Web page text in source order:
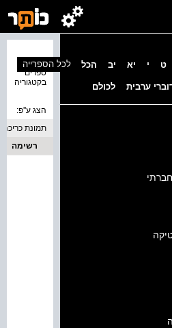
ט י יא יב הכל
ערבית לכולם
חברתי
ספרים
בקטגוריה
לכל הספרייה
הצג ע''פ:
תמונת כריכה
רשימה